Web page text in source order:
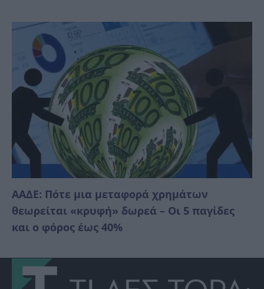
ΑΑΔΕ: Πότε μια μεταφορά χρημάτων
θεωρείται «κρυφή» δωρεά – Οι 5 παγίδες
και ο φόρος έως 40%